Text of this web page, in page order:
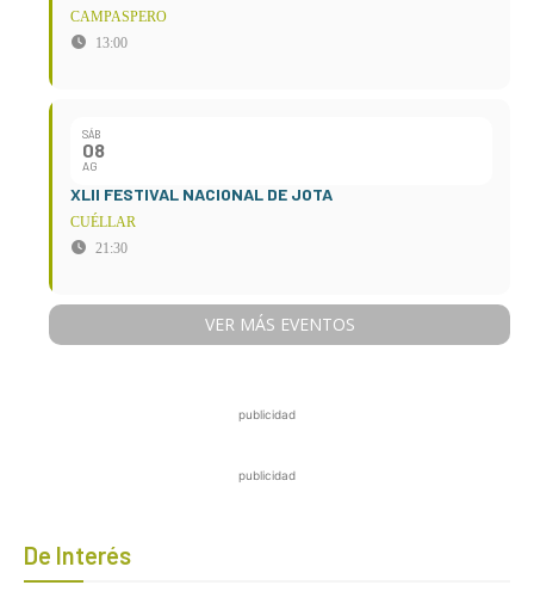
CAMPASPERO
13:00
SÁB
08
AG
XLII FESTIVAL NACIONAL DE JOTA
CUÉLLAR
21:30
VER MÁS EVENTOS
publicidad
publicidad
De Interés